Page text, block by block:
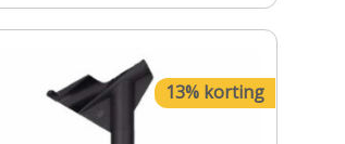
13% korting